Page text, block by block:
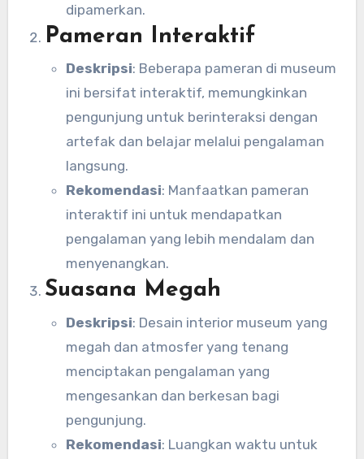
dipamerkan.
Pameran Interaktif
Deskripsi: Beberapa pameran di museum
ini bersifat interaktif, memungkinkan
pengunjung untuk berinteraksi dengan
artefak dan belajar melalui pengalaman
langsung.
Rekomendasi: Manfaatkan pameran
interaktif ini untuk mendapatkan
pengalaman yang lebih mendalam dan
menyenangkan.
Suasana Megah
Deskripsi: Desain interior museum yang
megah dan atmosfer yang tenang
menciptakan pengalaman yang
mengesankan dan berkesan bagi
pengunjung.
Rekomendasi: Luangkan waktu untuk